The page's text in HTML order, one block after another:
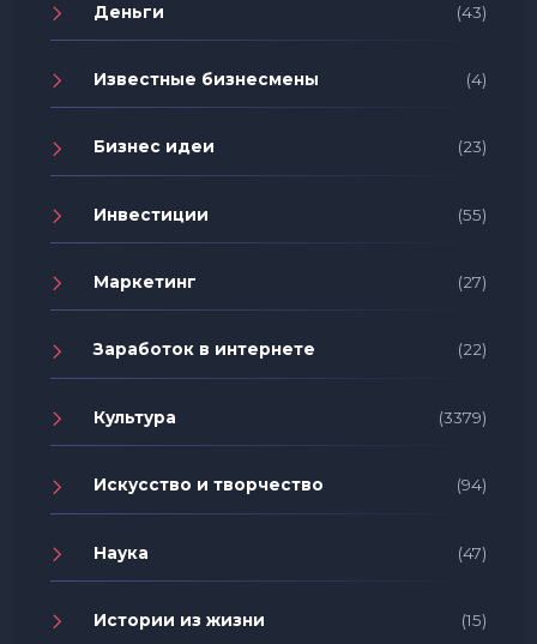
Деньги (43)
Известные бизнесмены (4)
Бизнес идеи (23)
Инвестиции (55)
Маркетинг (27)
Заработок в интернете (22)
Культура (3379)
Искусство и творчество (94)
Наука (47)
Истории из жизни (15)